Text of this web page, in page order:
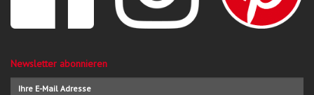
Newsletter abonnieren